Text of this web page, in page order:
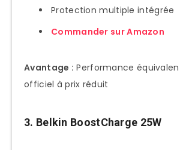
Protection multiple intégrée
Commander sur Amazon
Avantage : Performance
officiel à prix réduit
3. Belkin BoostCharge 25W